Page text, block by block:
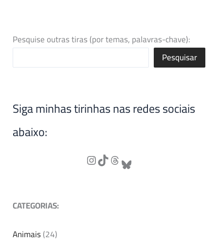
Pesquise outras tiras (por temas, palavras-chave):
Pesquisar
Siga minhas tirinhas nas redes sociais
abaixo:
CATEGORIAS:
Animais(24)